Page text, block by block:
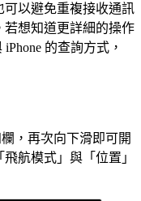
可以避免重複接收通訊
想知道更詳細的操作
的查詢方式，
，再次向下滑即可開
航模式」與「位置」